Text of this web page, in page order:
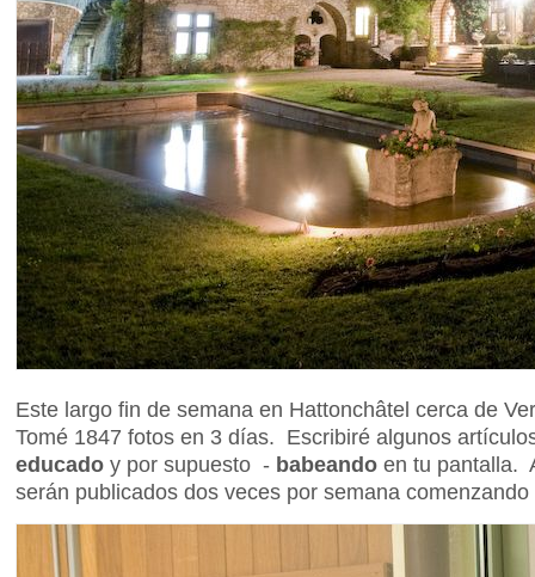
Este largo fin de semana en Hattonchâtel cerca de
Tomé 1847 fotos en 3 días. Escribiré algunos
educado y por supuesto - babeando en tu pantalla.
serán publicados dos veces por semana comenzando